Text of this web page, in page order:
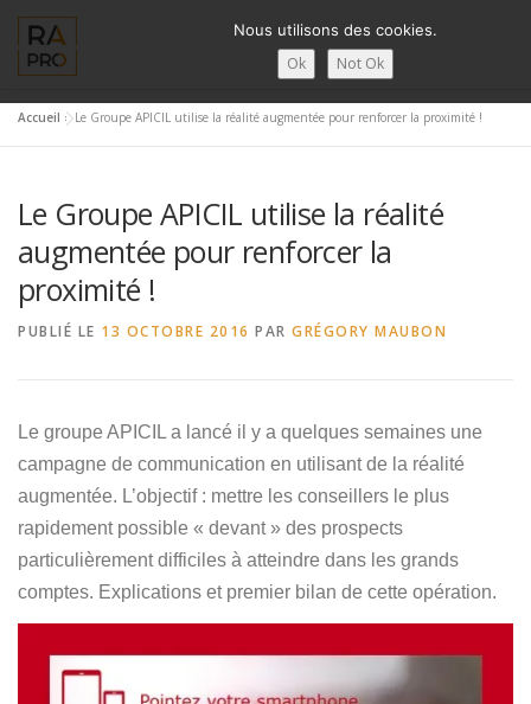
contenu
ACTUALITÉ DE LA RA CONTACTS FRANÇAIS
日本語
Accueil »Le Groupe APICIL utilise la réalité augmentée pour renforcer la proximité !
Le Groupe APICIL utilise la réalité
augmentée pour renforcer la
proximité !
PUBLIÉ LE 13 OCTOBRE 2016 PAR GRÉGORY MAUBON
Le groupe APICIL a lancé il y a quelques semaines une
campagne de communication en utilisant de la réalité
augmentée. L’objectif : mettre les conseillers le plus
rapidement possible « devant » des prospects
particulièrement difficiles à atteindre dans les grands
comptes. Explications et premier bilan de cette opération.
Nous utilisons des cookies.
Ok Not Ok